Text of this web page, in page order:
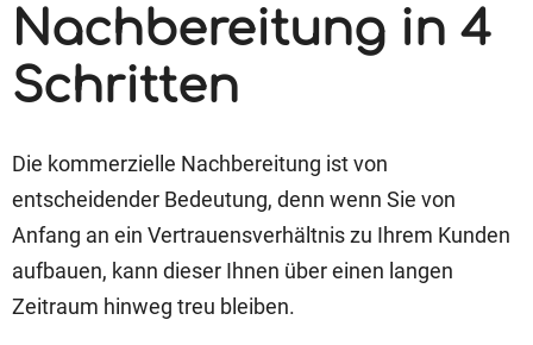
Nachbereitung in 4
Schritten
Die kommerzielle Nachbereitung ist von
entscheidender Bedeutung, denn wenn Sie von
Anfang an ein Vertrauensverhältnis zu Ihrem Kunden
aufbauen, kann dieser Ihnen über einen langen
Zeitraum hinweg treu bleiben.